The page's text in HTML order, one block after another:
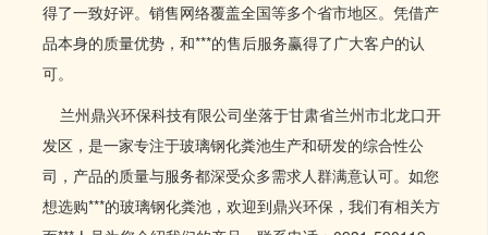
得了一致好评。销售网络覆盖全国等多个省市地区。凭借产
品本身的质量优势，和***的售后服务赢得了广大客户的认
可。
兰州鼎兴环保科技有限公司坐落于甘肃省兰州市北龙口开
发区，是一家专注于玻璃钢化粪池生产和研发的综合性公
司，产品的质量与服务都深受众多需求人群满意认可。如您
想选购***的玻璃钢化粪池，欢迎到鼎兴环保，我们有相关方